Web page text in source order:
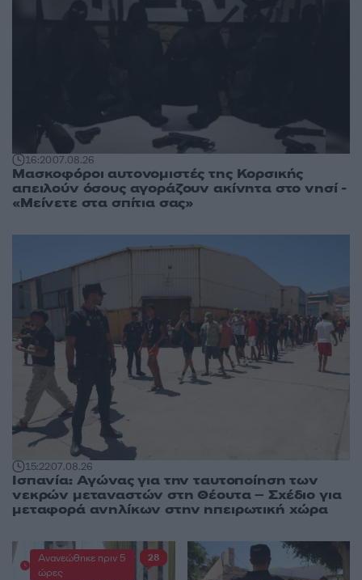
16:2007.08.26
Μασκοφόροι αυτονομιστές της Κορσικής
απειλούν όσους αγοράζουν ακίνητα στο νησί -
«Μείνετε στα σπίτια σας»
15:2207.08.26
Ισπανία: Αγώνας για την ταυτοποίηση των
νεκρών μεταναστών στη Θέουτα – Σχέδιο για
μεταφορά ανηλίκων στην ηπειρωτική χώρα
Ανανεώθηκε πριν 5
ώρες
28